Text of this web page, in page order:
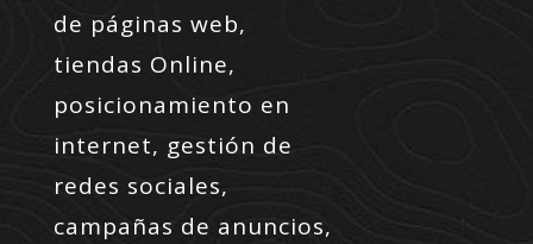
de páginas web,
tiendas Online,
posicionamiento en
internet, gestión de
redes sociales,
campañas de anuncios,